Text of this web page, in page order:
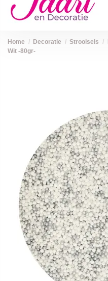
Home Decoratie Strooisels
Wit -80gr-